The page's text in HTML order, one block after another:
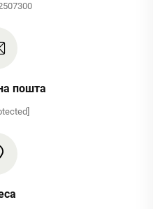
пошта